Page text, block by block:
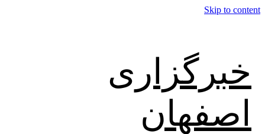
Skip to content
خبرگزاری
اصفهان